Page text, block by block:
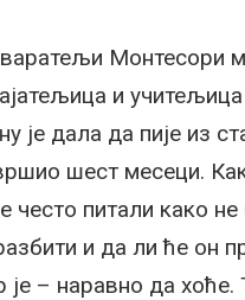
Монтесори
и учитељица
је дала да пије из
шест месеци.
често питали како
и да ли ће он
је – наравно да хоће.